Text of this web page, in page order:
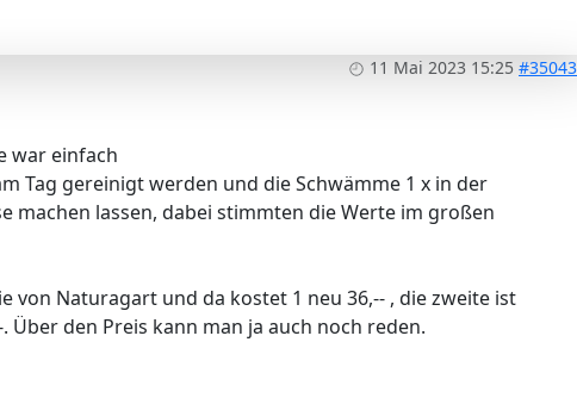
11 Mai 2023 15:25 #35043
war einfach
Tag gereinigt werden und die Schwämme 1 x in der
machen lassen, dabei stimmten die Werte im großen
von Naturagart und da kostet 1 neu 36,-- , die zweite ist
den Preis kann man ja auch noch reden.